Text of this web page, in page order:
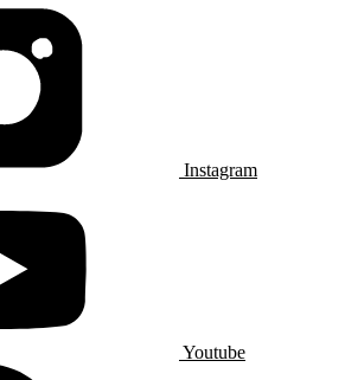
Instagram
Youtube